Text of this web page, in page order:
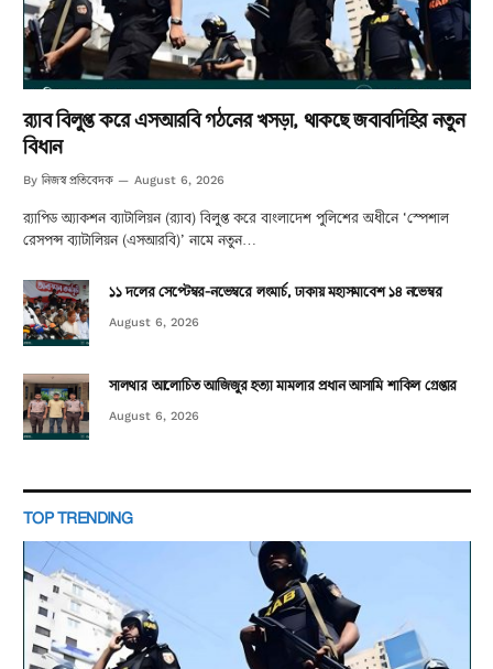
র‌্যাব বিলুপ্ত করে এসআরবি গঠনের খসড়া, থাকছে জবাবদিহির নতুন
বিধান
By নিজস্ব প্রতিবেদক August 6, 2026
র‌্যাপিড অ্যাকশন ব্যাটালিয়ন (র‌্যাব) বিলুপ্ত করে বাংলাদেশ পুলিশের অধীনে ‘স্পেশাল
রেসপন্স ব্যাটালিয়ন (এসআরবি)’ নামে নতুন…
১১ দলের সেপ্টেম্বর-নভেম্বরে লংমার্চ, ঢাকায় মহাসমাবেশ ১৪ নভেম্বর
August 6, 2026
সালথার আলোচিত আজিজুর হত্যা মামলার প্রধান আসামি শাকিল গ্রেপ্তার
August 6, 2026
TOP TRENDING